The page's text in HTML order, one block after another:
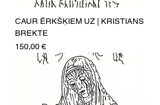
CAUR ĒRKŠĶIEM UZ | KRISTIANS
BREKTE
Price
150,00 €